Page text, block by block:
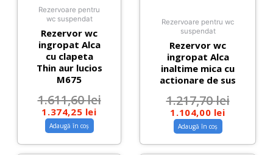
Rezervoare pentru
wc suspendat
Rezervor wc
ingropat Alca
cu clapeta
Thin aur lucios
M675
1.611,60lei
1.374,25 lei
Adaugă în coș
Rezervoare pentru wc
suspendat
Rezervor wc
ingropat Alca
inaltime mica cu
actionare de sus
1.217,70lei
1.104,00 lei
Adaugă în coș